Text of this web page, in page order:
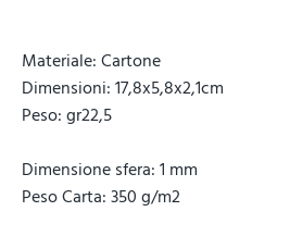
Materiale: Cartone
Dimensioni: 17,8x5,8x2,1cm
Peso: gr22,5
Dimensione sfera: 1 mm
Peso Carta: 350 g/m2